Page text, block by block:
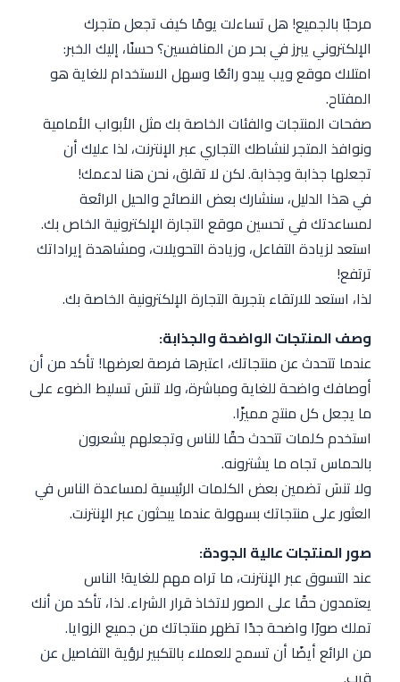
مرحبًا بالجميع! هل تساءلت يومًا كيف تجعل متجرك
الإلكتروني يبرز في بحر من المنافسين؟ حسنًا، إليك الخبر:
امتلاك موقع ويب يبدو رائعًا وسهل الاستخدام للغاية هو
المفتاح.
صفحات المنتجات والفئات الخاصة بك مثل الأبواب الأمامية
ونوافذ المتجر لنشاطك التجاري عبر الإنترنت، لذا عليك أن
تجعلها جذابة وجذابة. لكن لا تقلق، نحن هنا لدعمك!
في هذا الدليل، سنشارك بعض النصائح والحيل الرائعة
لمساعدتك في تحسين موقع التجارة الإلكترونية الخاص بك.
استعد لزيادة التفاعل، وزيادة التحويلات، ومشاهدة إيراداتك
ترتفع!
لذا، استعد للارتقاء بتجربة التجارة الإلكترونية الخاصة بك.
وصف المنتجات الواضحة والجذابة:
عندما تتحدث عن منتجاتك، اعتبرها فرصة لعرضها! تأكد من أن
أوصافك واضحة للغاية ومباشرة، ولا تنسَ تسليط الضوء على
ما يجعل كل منتج مميزًا.
استخدم كلمات تتحدث حقًا للناس وتجعلهم يشعرون
بالحماس تجاه ما يشترونه.
ولا تنسَ تضمين بعض الكلمات الرئيسية لمساعدة الناس في
العثور على منتجاتك بسهولة عندما يبحثون عبر الإنترنت.
صور المنتجات عالية الجودة:
عند التسوق عبر الإنترنت، ما تراه مهم للغاية! الناس
يعتمدون حقًا على الصور لاتخاذ قرار الشراء. لذا، تأكد من أنك
تملك صورًا واضحة جدًا تظهر منتجاتك من جميع الزوايا.
من الرائع أيضًا أن تسمح للعملاء بالتكبير لرؤية التفاصيل عن